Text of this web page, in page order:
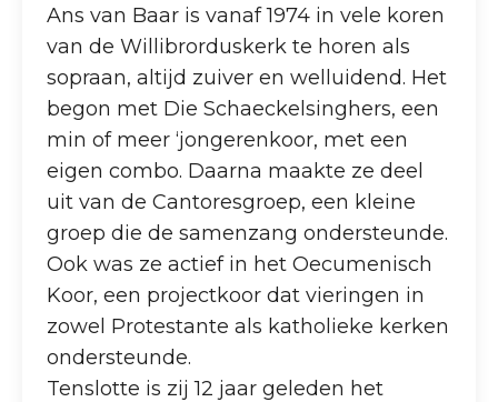
Ans van Baar is vanaf 1974 in vele koren
van de Willibrorduskerk te horen als
sopraan, altijd zuiver en welluidend. Het
begon met Die Schaeckelsinghers, een
min of meer ‘jongerenkoor, met een
eigen combo. Daarna maakte ze deel
uit van de Cantoresgroep, een kleine
groep die de samenzang ondersteunde.
Ook was ze actief in het Oecumenisch
Koor, een projectkoor dat vieringen in
zowel Protestante als katholieke kerken
ondersteunde.
Tenslotte is zij 12 jaar geleden het